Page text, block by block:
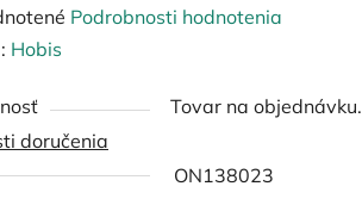
Podrobnosti hodnotenia
Hobis
Tovar na objednávku.
doručenia
ON138023